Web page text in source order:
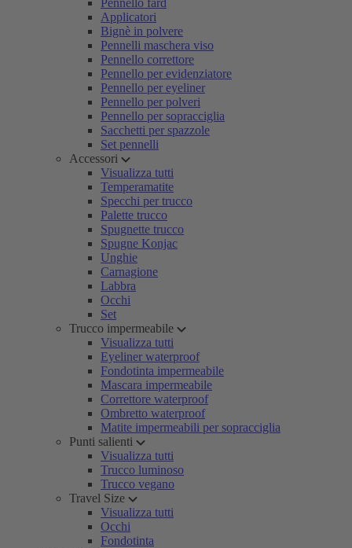
Pennello fard
Applicatori
Bignè in polvere
Pennelli maschera viso
Pennello correttore
Pennello per evidenziatore
Pennello per eyeliner
Pennello per polveri
Pennello per sopracciglia
Sacchetti per spazzole
Set pennelli
Accessori
Visualizza tutti
Temperamatite
Specchi per trucco
Palette trucco
Spugnette trucco
Spugne Konjac
Unghie
Carnagione
Labbra
Occhi
Set
Trucco impermeabile
Visualizza tutti
Eyeliner waterproof
Fondotinta impermeabile
Mascara impermeabile
Correttore waterproof
Ombretto waterproof
Matite impermeabili per sopracciglia
Punti salienti
Visualizza tutti
Trucco luminoso
Trucco vegano
Travel Size
Visualizza tutti
Occhi
Fondotinta